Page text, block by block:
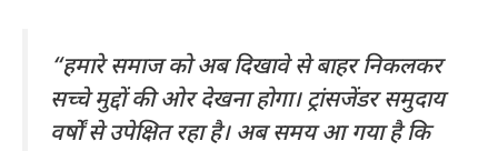
“हमारे समाज को अब दिखावे से बाहर निकलकर
सच्चे मुद्दों की ओर देखना होगा। ट्रांसजेंडर समुदाय
वर्षों से उपेक्षित रहा है। अब समय आ गया है कि